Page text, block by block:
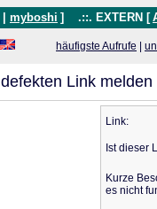
myboshi ] .::. EXTERN [
häufigste Aufrufe
defekten Link melden
Link:
Ist dieser
Kurze
es nicht